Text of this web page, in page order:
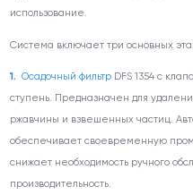
использование.
Система включает три основных
Осадочный фильтр DFS 1354 с
ступень. Предназначен для
ржавчины и взвешенных частиц.
обеспечивает своевременную
снижает необходимость ручного
производительность.